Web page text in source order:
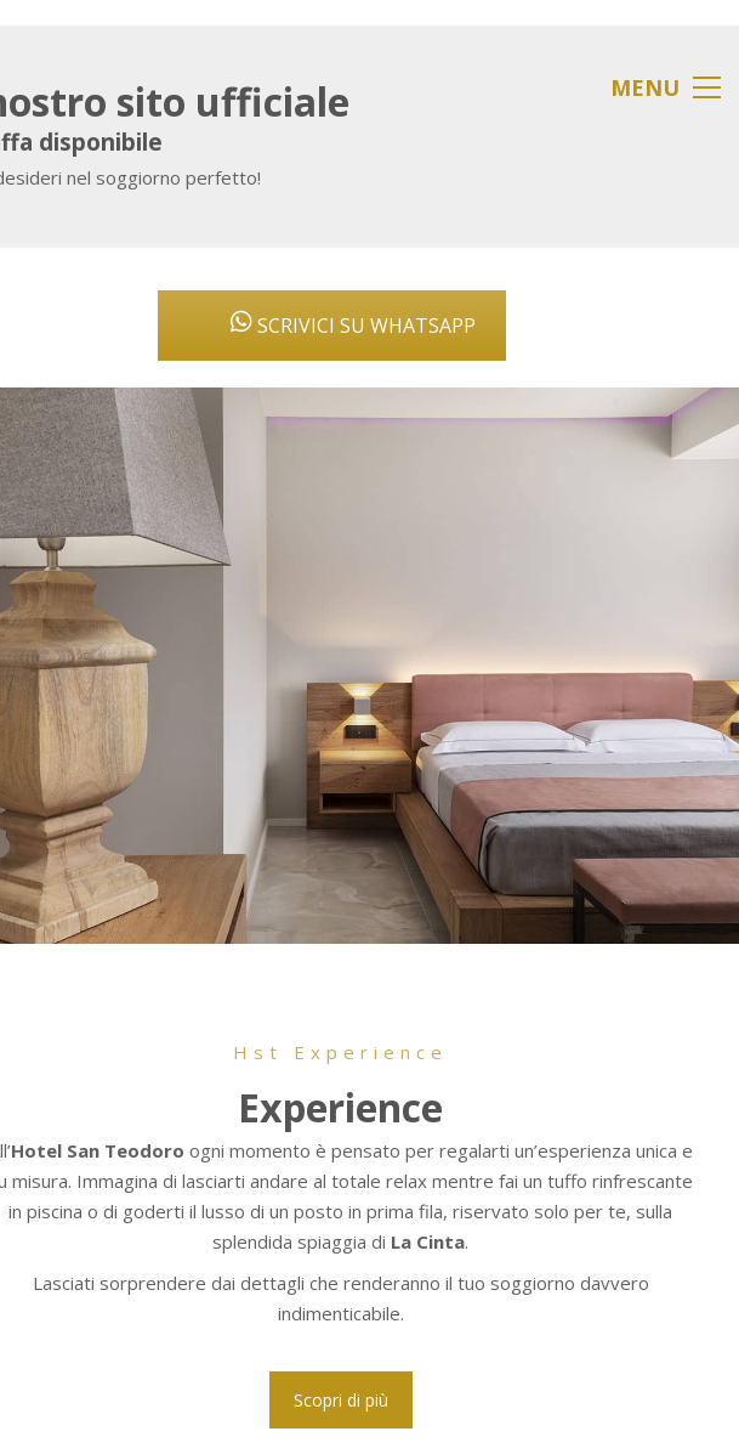
MENU
sito ufficiale
disponibile
nel soggiorno perfetto!
SCRIVICI SU WHATSAPP
Hst Experience
Experience
Hotel San Teodoro ogni momento è pensato per regalarti un’esperienza unica e
misura. Immagina di lasciarti andare al totale relax mentre fai un tuffo rinfrescante
in piscina o di goderti il lusso di un posto in prima fila, riservato solo per te, sulla
splendida spiaggia di La Cinta.
Lasciati sorprendere dai dettagli che renderanno il tuo soggiorno davvero
indimenticabile.
Scopri di più